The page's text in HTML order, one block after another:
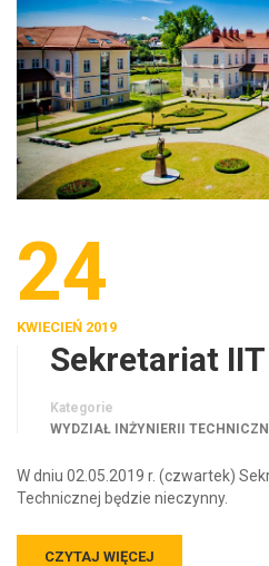
24
KWIECIEŃ 2019
Sekretariat
Kategorie
WYDZIAŁ INŻYNIERII
W dniu 02.05.2019 r. (czwartek)
Technicznej będzie nieczynny.
CZYTAJ WIĘCEJ